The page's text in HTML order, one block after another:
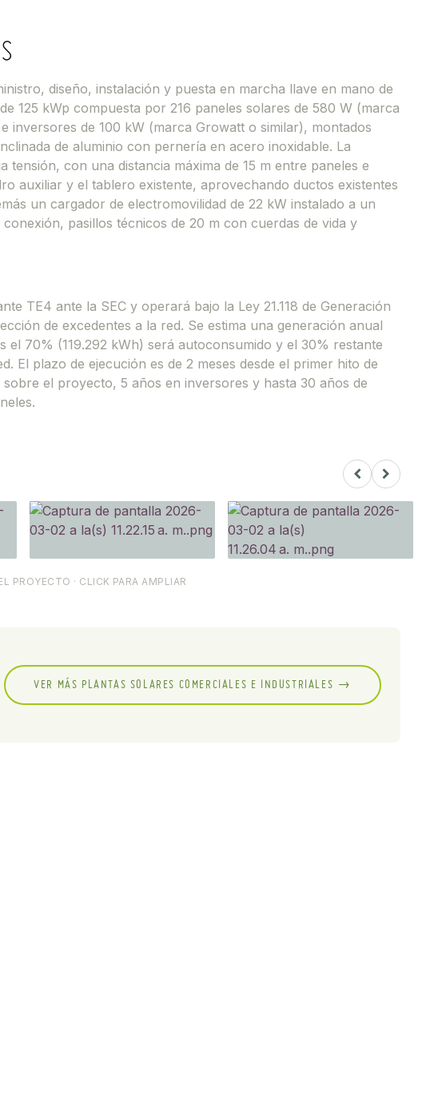
diseño, instalación y puesta en marcha llave en mano de
125 kWp compuesta por 216 paneles solares de 580 W (marca
inversores de 100 kW (marca Growatt o similar), montados
de aluminio con pernería en acero inoxidable. La
tensión, con una distancia máxima de 15 m entre paneles e
auxiliar y el tablero existente, aprovechando ductos existentes
un cargador de electromovilidad de 22 kW instalado a un
pasillos técnicos de 20 m con cuerdas de vida y
TE4 ante la SEC y operará bajo la Ley 21.118 de Generación
de excedentes a la red. Se estima una generación anual
el 70% (119.292 kWh) será autoconsumido y el 30% restante
El plazo de ejecución es de 2 meses desde el primer hito de
el proyecto, 5 años en inversores y hasta 30 años de
PROYECTO · CLICK PARA AMPLIAR
VER MÁS PLANTAS SOLARES COMERCIALES E INDUSTRIALES →